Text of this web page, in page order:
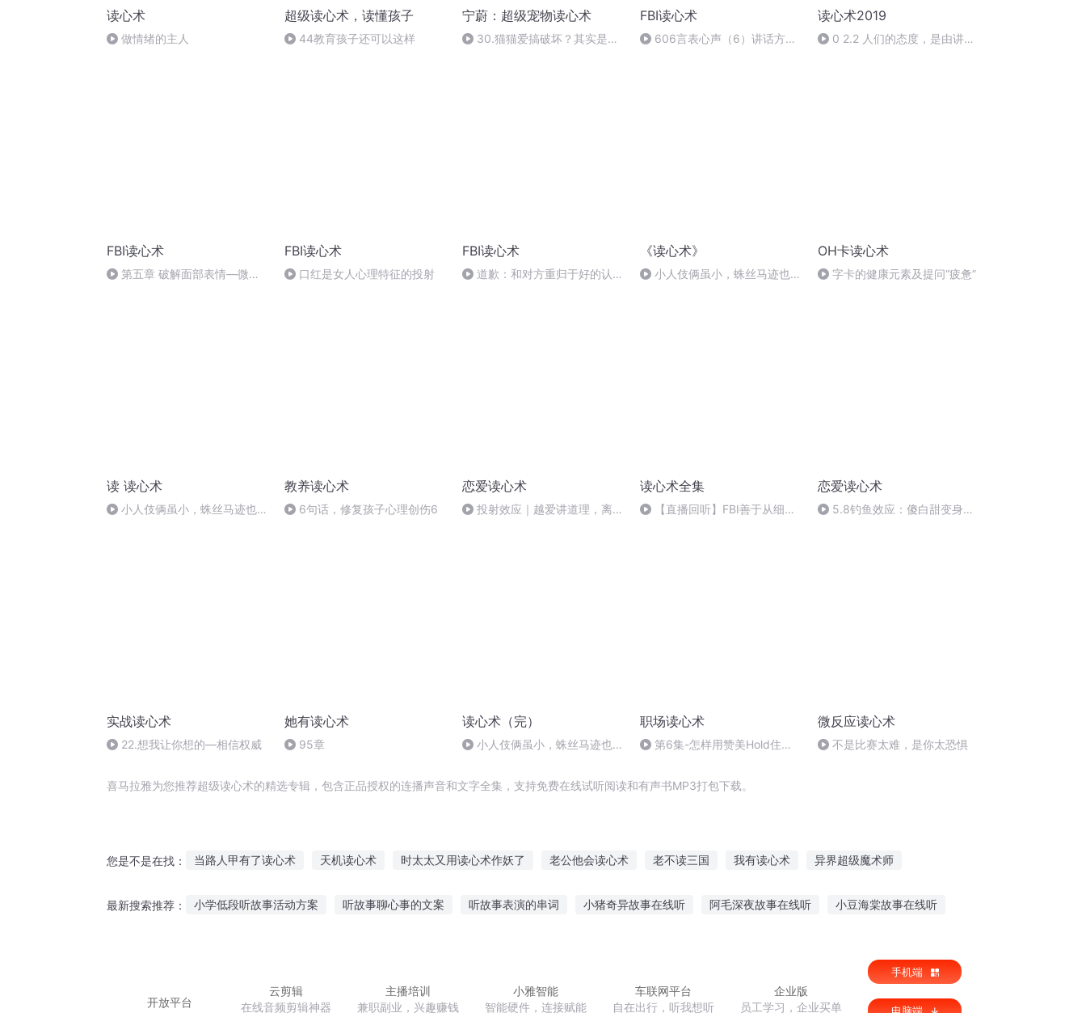
读心术
做情绪的主人
超级读心术，读懂孩子
44教育孩子还可以这样
宁蔚：超级宠物读心术
30.猫猫爱搞破坏？其实是你
FBI读心术
606言表心声（6）讲话方式
读心术2019
0 2.2 人们的态度，是由讲话
FBI读心术
第五章 破解面部表情—微表
FBI读心术
口红是女人心理特征的投射
FBI读心术
道歉：和对方重归于好的认错
《读心术》
小人伎俩虽小，蛛丝马迹也不
OH卡读心术
字卡的健康元素及提问“疲惫”
读 读心术
小人伎俩虽小，蛛丝马迹也不
教养读心术
6句话，修复孩子心理创伤6
恋爱读心术
投射效应｜越爱讲道理，离爱
读心术全集
【直播回听】FBI善于从细节
恋爱读心术
5.8钓鱼效应：傻白甜变身万
实战读心术
22.想我让你想的—相信权威
她有读心术
95章
读心术（完）
小人伎俩虽小，蛛丝马迹也不
职场读心术
第6集-怎样用赞美Hold住同
微反应读心术
不是比赛太难，是你太恐惧
喜马拉雅为您推荐超级读心术的精选专辑，包含正品授权的连播声音和文字全集，支持免费在线试听阅读和有声书MP3打包下载。
您是不是在找： 当路人甲有了读心术 天机读心术 时太太又用读心术作妖了 老公他会读心术 老不读三国 我有读心术 异界超级魔术师
最新搜索推荐： 小学低段听故事活动方案 听故事聊心事的文案 听故事表演的串词 小猪奇异故事在线听 阿毛深夜故事在线听 小豆海棠故事在线听
开放平台
云剪辑
在线音频剪辑神器
主播培训
兼职副业，兴趣赚钱
小雅智能
智能硬件，连接赋能
车联网平台
自在出行，听我想听
企业版
员工学习，企业买单
手机端